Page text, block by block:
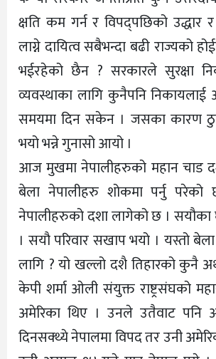
क्षति कम गर्न र विपद्पछिको उद्धार
लाग्ने दायित्व सबैभन्दा बढी राज्यको
भईरहेको छैन ? सरकारले सुरक्षा
व्यवस्थाका लागि कुनैपनि
समयमा दिन सकेन । जसका कारण
भयो भन्ने गुनासो आयो ।
आज मुखमा नेपालीहरुको महान चाड
बेला नेपालीहरु शोकमा पर्नु
नेपालीहरुको दशा लागेको छ । सयौका
। सयौ परिवार सखाप भयो । यस्तो
लागि ? यो खल्लो दशै तिहारको कुनै अर्थ
केपी शर्मा ओली संयुक्त राष्ट्रसंघको
अमेरिका थिए । उनले उतैवाट पनि
दिनसक्थ्ये नेपालमा विपद तर उनी